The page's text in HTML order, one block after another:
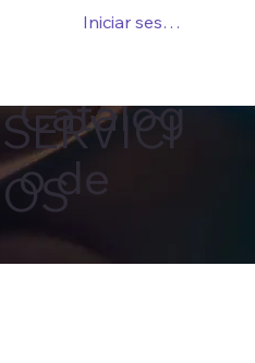
Iniciar sesión
Catálog
o de
SERVICI
OS